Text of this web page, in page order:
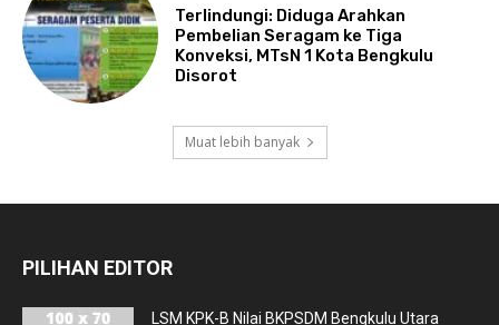
Terlindungi: Diduga Arahkan
Pembelian Seragam ke Tiga
Konveksi, MTsN 1 Kota Bengkulu
Disorot
Muat lebih banyak
PILIHAN EDITOR
LSM KPK-B Nilai BKPSDM Bengkulu Utara